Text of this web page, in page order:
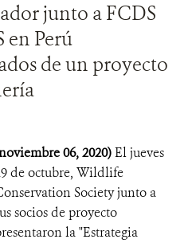
junto a FCDS
en Perú
de un proyecto
06, 2020)El jueves
de octubre, Wildlife
Society junto a
socios de proyecto
la "Estrategia